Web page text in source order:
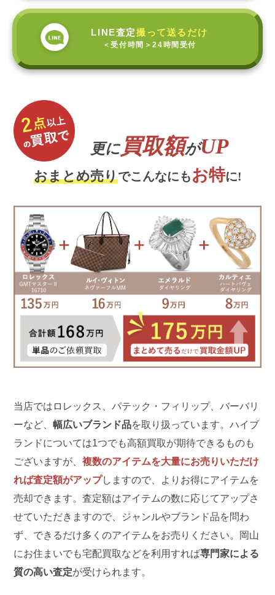
LINE査定撮って送るだけ
＜受付時間＞24時間受付
更に買取額がUP
おまとめ売りでこんなにもお特に!
当店ではロレックス、パテック・フィリップ、バーバリ
ーなど、幅広いブランド品を取り扱っています。ハイブ
ランドについては1つでも高額買取が期待できるものも
ございますが、複数のアイテムを大量にお売りいただけ
れば査定額がアップしますので、よりお得にアイテムを
売却できます。査定額はアイテムの数に応じてアップさ
せていただきますので、ジャンルやブランド品を問わ
ず、できるだけ多くのアイテムをお売りください。岡山
にお住まいでも宅配買取などを利用すれば専門家による
質の高い査定が受けられます。